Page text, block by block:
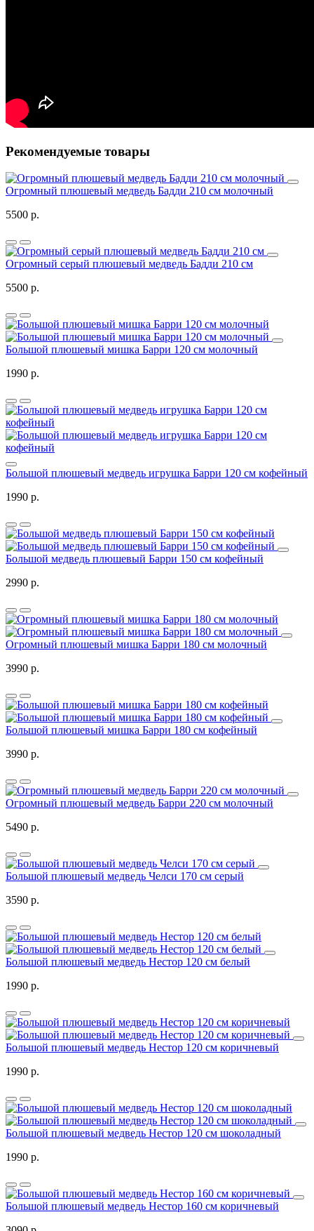
Рекомендуемые товары
Огромный плюшевый медведь Бадди 210 см молочный
5500 р.
Огромный серый плюшевый медведь Бадди 210 см
5500 р.
Большой плюшевый мишка Барри 120 см молочный
1990 р.
Большой плюшевый медведь игрушка Барри 120 см кофейный
1990 р.
Большой медведь плюшевый Барри 150 см кофейный
2990 р.
Огромный плюшевый мишка Барри 180 см молочный
3990 р.
Большой плюшевый мишка Барри 180 см кофейный
3990 р.
Огромный плюшевый медведь Барри 220 см молочный
5490 р.
Большой плюшевый медведь Челси 170 см серый
3590 р.
Большой плюшевый медведь Нестор 120 см белый
1990 р.
Большой плюшевый медведь Нестор 120 см коричневый
1990 р.
Большой плюшевый медведь Нестор 120 см шоколадный
1990 р.
Большой плюшевый медведь Нестор 160 см коричневый